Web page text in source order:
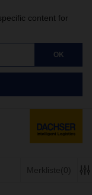
content for
OK
Merkliste(0)